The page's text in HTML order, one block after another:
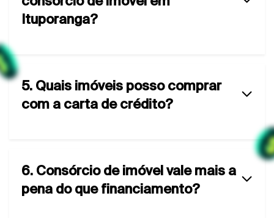
Ituporanga?
5. Quais imóveis posso comprar
com a carta de crédito?
6. Consórcio de imóvel vale mais a
pena do que financiamento?